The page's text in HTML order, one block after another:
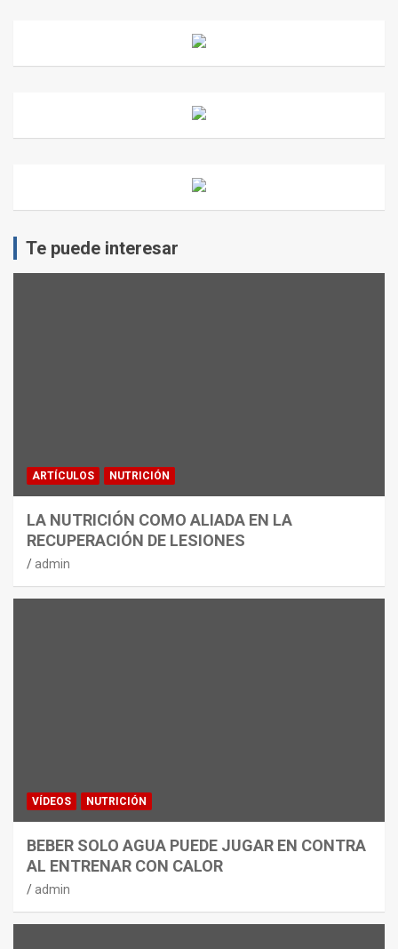
Te puede interesar
ARTÍCULOS NUTRICIÓN
LA NUTRICIÓN COMO ALIADA EN LA
RECUPERACIÓN DE LESIONES
admin
VÍDEOS NUTRICIÓN
BEBER SOLO AGUA PUEDE JUGAR EN CONTRA
AL ENTRENAR CON CALOR
admin